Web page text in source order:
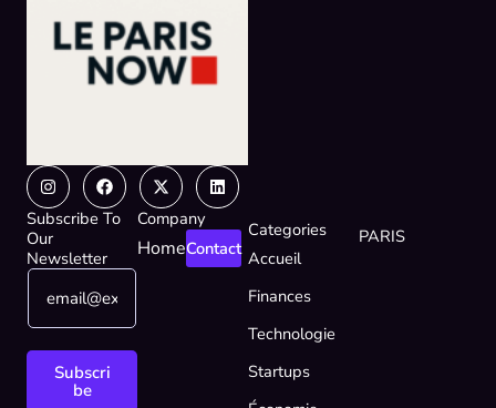
InstagramFacebook
X-
twitter
Linkedin
Subscribe To
Our
Newsletter
E
a
i
E
a
Subscri
be
Company
HomeContact
Categories
Accueil
Finances
Technologie
Startups
PARIS